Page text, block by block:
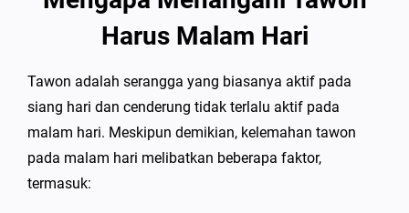
Harus Malam Hari
Tawon adalah serangga yang biasanya aktif pada
siang hari dan cenderung tidak terlalu aktif pada
malam hari. Meskipun demikian, kelemahan tawon
pada malam hari melibatkan beberapa faktor,
termasuk: